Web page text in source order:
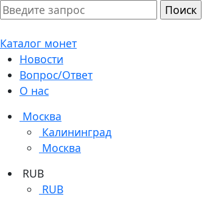
Каталог монет
Новости
Вопрос/Ответ
О нас
Москва
Калининград
Москва
RUB
RUB